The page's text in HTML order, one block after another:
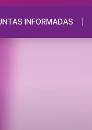
INFORMADAS